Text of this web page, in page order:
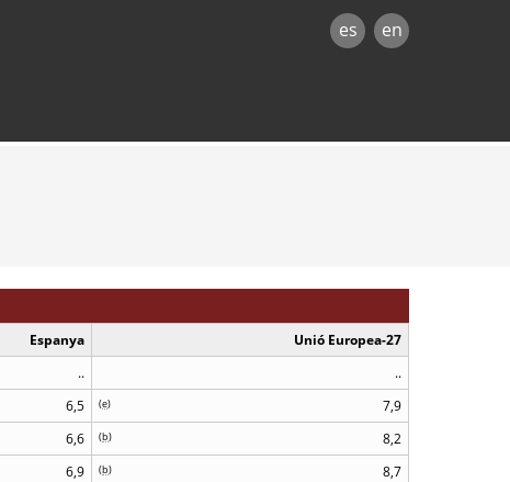
es en
Espanya
Unió Europea-27
..
..
6,5 7,9
(e)
6,6 8,2
(b)
6,9 8,7
(b)